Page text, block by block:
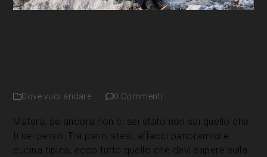
Dove vuoi andare 0 Commenti
Matera, se ancora non ci sei stato non sai quello che
ti sei perso. Tra panni stesi, affacci panoramici e
cucina tipica, ecco tutto quello che devi sapere sulla